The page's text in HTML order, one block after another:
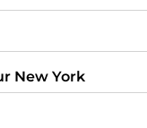
New York